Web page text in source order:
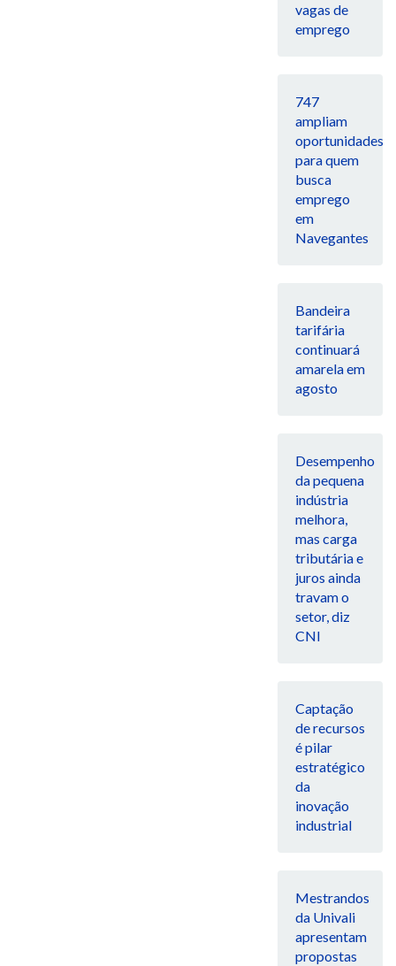
vagas de
emprego
747
ampliam
oportunidades
para quem
busca
emprego
em
Navegantes
Bandeira
tarifária
continuará
amarela em
agosto
Desempenho
da pequena
indústria
melhora,
mas carga
tributária e
juros ainda
travam o
setor, diz
CNI
Captação
de recursos
é pilar
estratégico
da
inovação
industrial
Mestrandos
da Univali
apresentam
propostas